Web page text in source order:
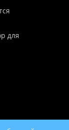
для